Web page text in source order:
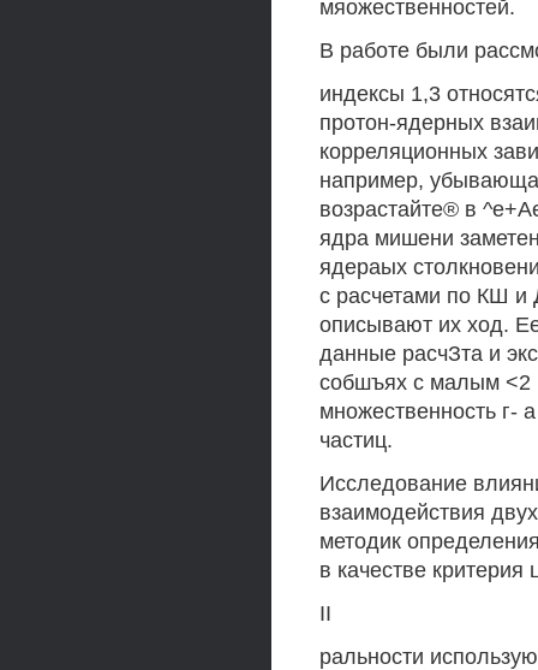
мяожественностей.
В работе были
индексы 1,3
протон-ядерных
корреляционных
например,
возрастайте® в
ядра мишени
ядераых
с расчетами по КШ и
описывают их ход.
данные расчЗта и
собшъях с малым <2
множественность г-
частиц.
Исследование
взаимодействия
методик
в качестве критерия
II
ральности